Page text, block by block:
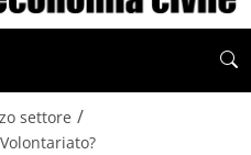
settore /